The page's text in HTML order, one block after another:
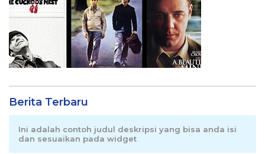
Berita Terbaru
Ini adalah contoh judul deskripsi yang bisa anda isi
dan sesuaikan pada widget